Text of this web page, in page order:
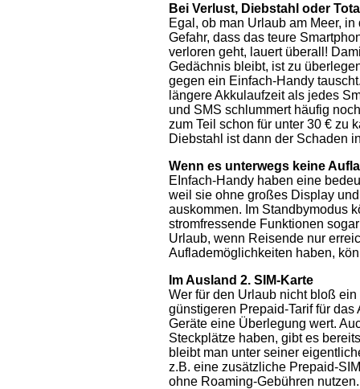
Bei Verlust, Diebstahl oder
Egal, ob man Urlaub am Meer,
Gefahr, dass das teure
verloren geht, lauert überall!
Gedächnis bleibt, ist zu
gegen ein Einfach-Handy
längere Akkulaufzeit als jedes
und SMS schlummert häufig
zum Teil schon für unter 30 € zu
Diebstahl ist dann der Schaden
Wenn es unterwegs keine
EInfach-Handy haben eine
weil sie ohne großes Display
auskommen. Im Standbymodus
stromfressende Funktionen
Urlaub, wenn Reisende nur
Auflademöglichkeiten haben,
Im Ausland 2. SIM-Karte
Wer für den Urlaub nicht bloß
günstigeren Prepaid-Tarif für
Geräte eine Überlegung wert.
Steckplätze haben, gibt es
bleibt man unter seiner
z.B. eine zusätzliche Prepaid-
ohne Roaming-Gebühren nutzen.